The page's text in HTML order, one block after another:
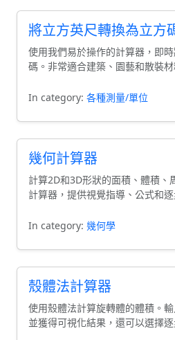
將立方英尺轉換為立方
使用我們易於操作的計算器，即
碼。非常適合建築、園藝和散裝材
In category: 各種測量/單位
幾何計算器
計算2D和3D形狀的面積、體積、
計算器，提供視覺指導、公式和逐
In category: 幾何學
殼體法計算器
使用殼體法計算旋轉體的體積。
並獲得可視化結果，還可以選擇逐